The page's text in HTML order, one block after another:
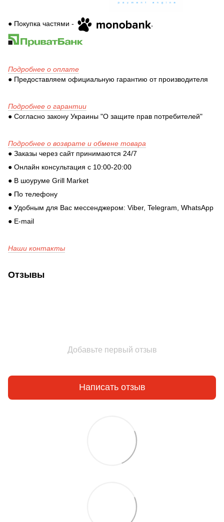
● Покупка частями - ,
Подробнее о оплате
● Предоставляем официальную гарантию от производителя
Подробнее о гарантии
● Согласно закону Украины "О защите прав потребителей"
Подробнее о возврате и обмене товара
● Заказы через сайт принимаются 24/7
● Онлайн консультация с 10:00-20:00
● В шоуруме Grill Market
● По телефону
● Удобным для Вас мессенджером: Viber, Telegram, WhatsApp
● E-mail
Наши контакты
Отзывы
Добавьте первый отзыв
Написать отзыв